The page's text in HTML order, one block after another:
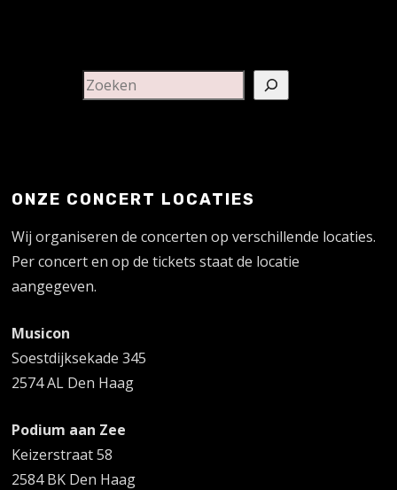
ONZE CONCERT LOCATIES
Wij organiseren de concerten op verschillende locaties.
Per concert en op de tickets staat de locatie
aangegeven.
Musicon
Soestdijksekade 345
2574 AL Den Haag
Podium aan Zee
Keizerstraat 58
2584 BK Den Haag